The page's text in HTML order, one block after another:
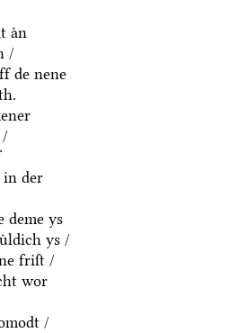
aͤn
/
de nene
/
in der
deme ys
ys /
friſt /
wor
/